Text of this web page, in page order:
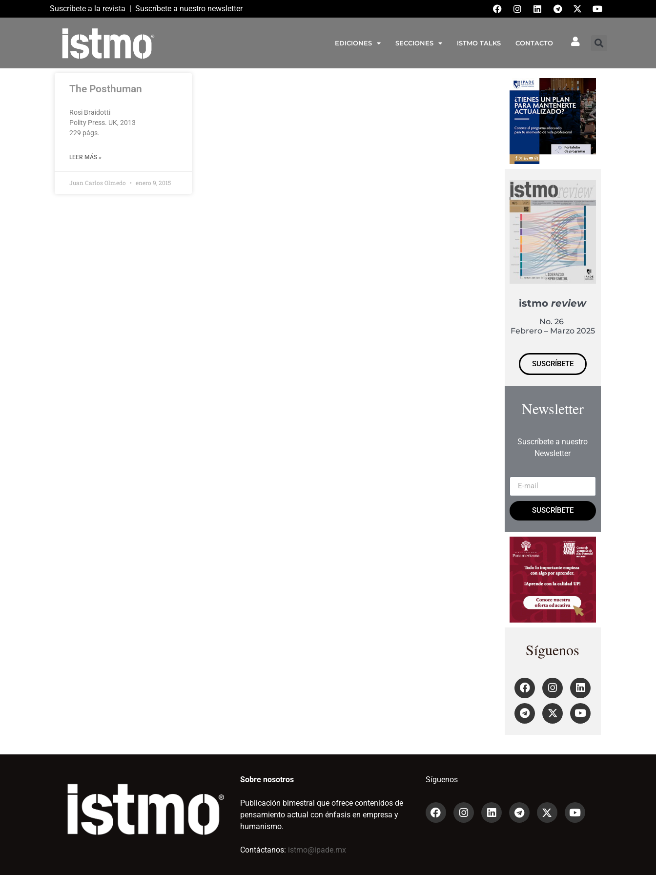
Suscríbete a la revista | Suscríbete a nuestro newsletter
EDICIONES SECCIONES ISTMO TALKS CONTACTO
The Posthuman
Rosi Braidotti
Polity Press. UK, 2013
229 págs.
LEER MÁS »
Juan Carlos Olmedo enero 9, 2015
istmoreview
No. 26
Febrero – Marzo 2025
SUSCRÍBETE
Newsletter
Suscríbete a nuestro
Newsletter
SUSCRÍBETE
Síguenos
Sobre nosotros
Publicación bimestral que ofrece contenidos de
pensamiento actual con énfasis en empresa y
humanismo.
Contáctanos: istmo@ipade.mx
Síguenos